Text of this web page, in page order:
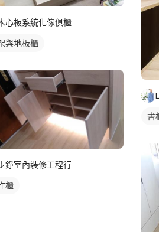
心板系統化傢俱櫃
與地板櫃
錚室內裝修工程行
櫃
書